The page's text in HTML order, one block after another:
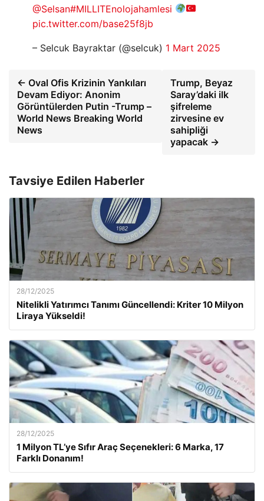
@Selsan#MILLITEnolojahamlesi
pic.twitter.com/base25f8jb
– Selcuk Bayraktar (@selcuk) 1 Mart 2025
← Oval Ofis Krizinin Yankıları
Devam Ediyor: Anonim
Görüntülerden Putin -Trump –
World News Breaking World
News
Trump, Beyaz
Saray’daki ilk
şifreleme
zirvesine ev
sahipliği
yapacak →
Tavsiye Edilen Haberler
28/12/2025
Nitelikli Yatırımcı Tanımı Güncellendi: Kriter 10 Milyon
Liraya Yükseldi!
28/12/2025
1 Milyon TL’ye Sıfır Araç Seçenekleri: 6 Marka, 17
Farklı Donanım!